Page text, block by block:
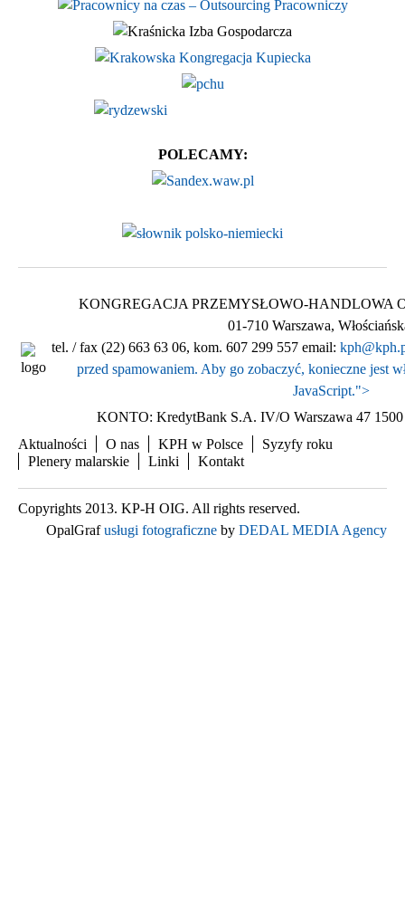
POLECAMY:
KONGREGACJA PRZEMYSŁOWO-HANDLOWA
01-710 Warszawa,
tel. / fax (22) 663 63 06, kom. 607 299 557 email:
przed spamowaniem. Aby go zobaczyć, konieczne jest
JavaScript.">
KONTO: KredytBank S.A. IV/O Warszawa 47 1500
Aktualności
O nas KPH w Polsce
Syzyfy roku
Plenery malarskie
Linki Kontakt
Copyrights 2013. KP-H OIG. All rights reserved.
OpalGrafusługi fotograficzne by DEDAL MEDIA Agency